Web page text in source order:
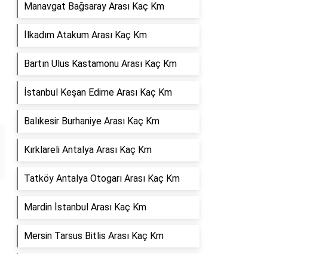
Manavgat Bağsaray Arası Kaç Km
İlkadım Atakum Arası Kaç Km
Bartın Ulus Kastamonu Arası Kaç Km
İstanbul Keşan Edirne Arası Kaç Km
Balıkesir Burhaniye Arası Kaç Km
Kırklareli Antalya Arası Kaç Km
Tatköy Antalya Otogarı Arası Kaç Km
Mardin İstanbul Arası Kaç Km
Mersin Tarsus Bitlis Arası Kaç Km